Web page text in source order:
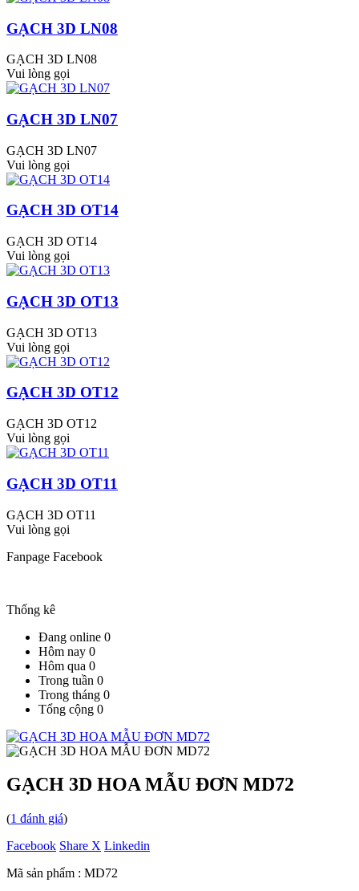
GẠCH 3D LN08
GẠCH 3D LN08
Vui lòng gọi
GẠCH 3D LN07
GẠCH 3D LN07
Vui lòng gọi
GẠCH 3D OT14
GẠCH 3D OT14
Vui lòng gọi
GẠCH 3D OT13
GẠCH 3D OT13
Vui lòng gọi
GẠCH 3D OT12
GẠCH 3D OT12
Vui lòng gọi
GẠCH 3D OT11
GẠCH 3D OT11
Vui lòng gọi
Fanpage Facebook
Thống kê
Đang online 0
Hôm nay 0
Hôm qua 0
Trong tuần 0
Trong tháng 0
Tổng cộng 0
GẠCH 3D HOA MẪU ĐƠN MD72
(1 đánh giá)
Facebook Share X Linkedin
Mã sản phẩm : MD72